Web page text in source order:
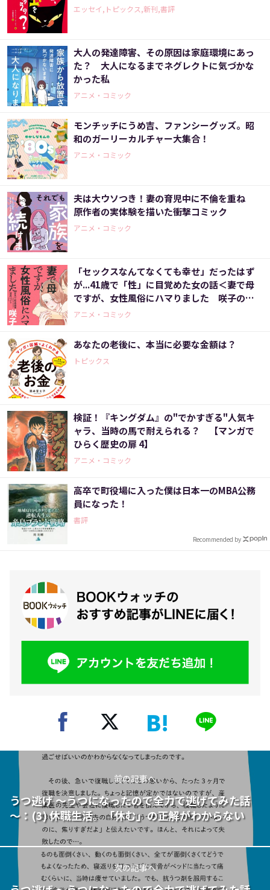
エッセイ,トピックス,新刊,書評
大人の発達障害、その原因は家庭環境にあっ
た？ 大人になるまでネグレクトに気づかな
かった私
アニメ・コミック
モンチッチにうめ吉、ファンシーグッズ。昭
和のガーリーカルチャー大集合！
アニメ・コミック
夫は大ウソつき！妻の育児中に不倫を重ね
原作者の実体験を描いた衝撃コミック
アニメ・コミック
「セックスなんてなくても幸せ」だったはず
が...41歳で「性」に目覚めた女の話＜妻で母
ですが、女性風俗にハマりました 咲子の場
合＞
アニメ・コミック
あなたの老後に、本当に必要な金額は？
トピックス
検証！『キングダム』の"でかすぎる"人気キ
ャラ、当時の馬で耐えられる？ 【マンガで
ひらく歴史の扉 4】
アニメ・コミック
高卒で町役場に入った僕は日本一のMBA公務
員になった！
書評
Recommended by
前の記事へ
うつ逃げ ～うつになったので全力で逃げてみた話
～：(3) 休職生活。「休む」の正解がわからない
次の記事へ